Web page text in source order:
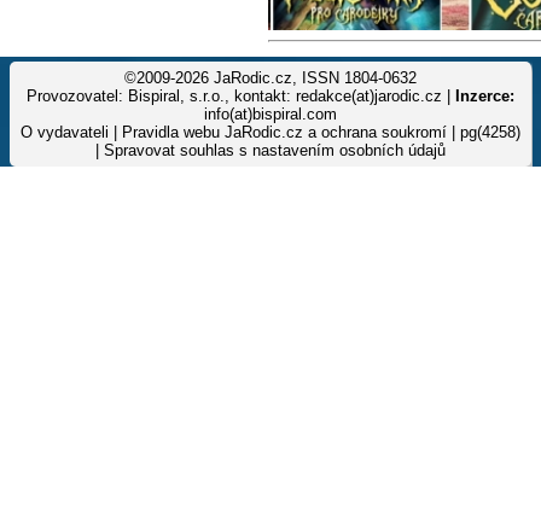
©2009-2026 JaRodic.cz, ISSN 1804-0632
Provozovatel: Bispiral, s.r.o., kontakt: redakce(at)jarodic.cz |
Inzerce:
info(at)bispiral.com
O vydavateli
Pravidla webu JaRodic.cz a ochrana soukromí | pg(4258)
Spravovat souhlas s nastavením osobních údajů